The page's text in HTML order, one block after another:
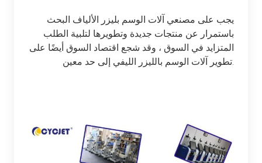
يجب على مصنعي آلات الوسم بليزر الألياف البحث
باستمرار عن منتجات جديدة وتطويرها لتلبية الطلب
المتزايد في السوق ، وقد شجع اقتصاد السوق أيضًا على
تطوير آلات الوسم بالليزر الليفي إلى حد معين.